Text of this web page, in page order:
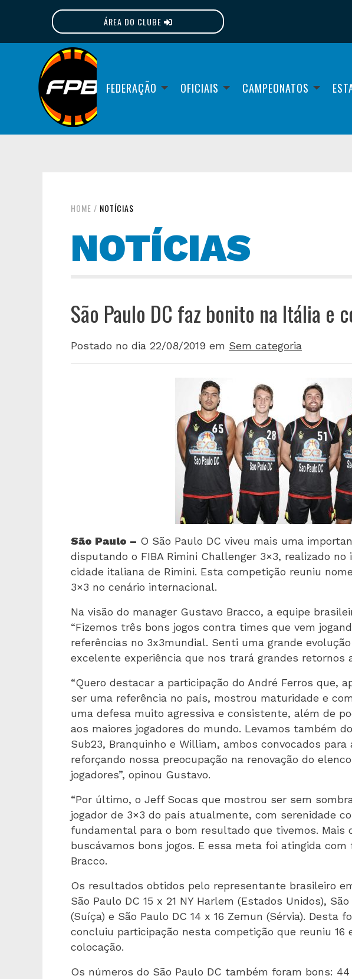
ÁREA DO CLUBE
FEDERAÇÃO OFICIAIS CAMPEONATOS
HOME / NOTÍCIAS
NOTÍCIAS
São Paulo DC faz bonito na Itália e
Postado no dia 22/08/2019 em Sem categoria
São Paulo – O São Paulo DC viveu mais uma
disputando o FIBA Rimini Challenger 3×3, realizado
cidade italiana de Rimini. Esta competição reuniu
3×3 no cenário internacional.
Na visão do manager Gustavo Bracco, a equipe
“Fizemos três bons jogos contra times que vem
referências no 3x3mundial. Senti uma grande
excelente experiência que nos trará grandes retornos
“Quero destacar a participação do André Ferros que,
ser uma referência no país, mostrou maturidade e
uma defesa muito agressiva e consistente, além de
aos maiores jogadores do mundo. Levamos também
Sub23, Branquinho e William, ambos convocados para
reforçando nossa preocupação na renovação do
jogadores”, opinou Gustavo.
“Por último, o Jeff Socas que mostrou ser sem
jogador de 3×3 do país atualmente, com serenidade
fundamental para o bom resultado que tivemos. Mais
buscávamos bons jogos. E essa meta foi atingida com
Bracco.
Os resultados obtidos pelo representante brasileiro
São Paulo DC 15 x 21 NY Harlem (Estados Unidos),
(Suíça) e São Paulo DC 14 x 16 Zemun (Sérvia). Desta
concluiu participação nesta competição que reuniu 16
colocação.
Os números do São Paulo DC também foram bons: